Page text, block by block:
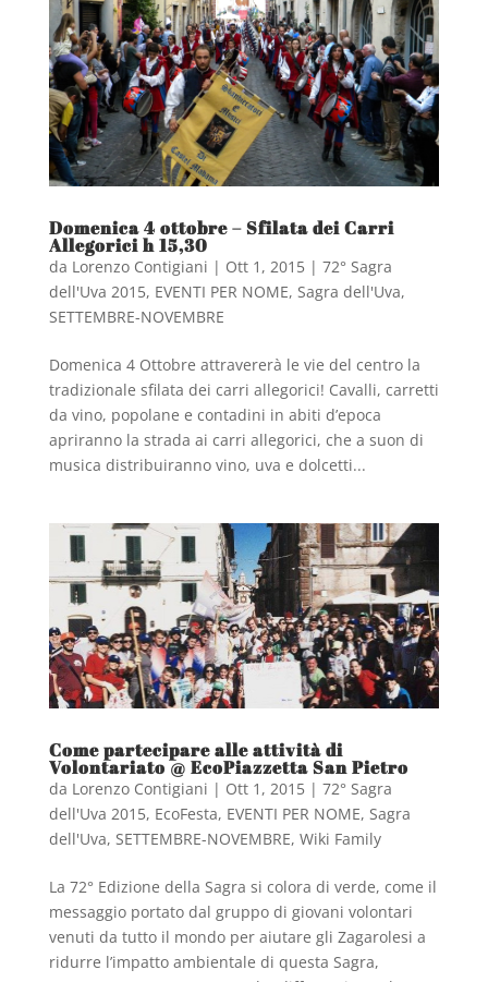
Domenica 4 ottobre – Sfilata dei Carri
Allegorici h 15,30
da Lorenzo Contigiani | Ott 1, 2015| 72° Sagra
dell'Uva 2015, EVENTI PER NOME, Sagra dell'Uva,
SETTEMBRE-NOVEMBRE
Domenica 4 Ottobre attravererà le vie del centro la
tradizionale sfilata dei carri allegorici! Cavalli, carretti
da vino, popolane e contadini in abiti d’epoca
apriranno la strada ai carri allegorici, che a suon di
musica distribuiranno vino, uva e dolcetti...
Come partecipare alle attività di
Volontariato @ EcoPiazzetta San Pietro
da Lorenzo Contigiani | Ott 1, 2015| 72° Sagra
dell'Uva 2015, EcoFesta, EVENTI PER NOME, Sagra
dell'Uva, SETTEMBRE-NOVEMBRE, Wiki Family
La 72° Edizione della Sagra si colora di verde, come il
messaggio portato dal gruppo di giovani volontari
venuti da tutto il mondo per aiutare gli Zagarolesi a
ridurre l’impatto ambientale di questa Sagra,